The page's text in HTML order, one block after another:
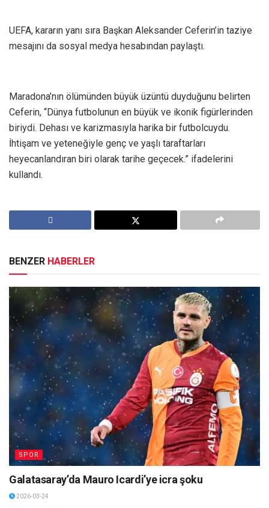
UEFA, kararın yanı sıra Başkan Aleksander Ceferin’in taziye
mesajını da sosyal medya hesabından paylaştı.
Maradona’nın ölümünden büyük üzüntü duyduğunu belirten
Ceferin, “Dünya futbolunun en büyük ve ikonik figürlerinden
biriydi. Dehası ve karizmasıyla harika bir futbolcuydu.
İhtişam ve yeteneğiyle genç ve yaşlı taraftarları
heyecanlandıran biri olarak tarihe geçecek.” ifadelerini
kullandı.
BENZER HABERLER
SPOR
Galatasaray’da Mauro Icardi’ye icra şoku
2026-03-24